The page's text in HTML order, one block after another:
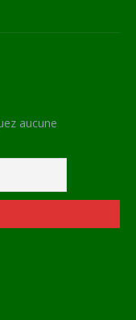
aucune